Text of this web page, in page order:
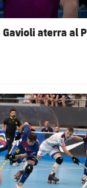
Gavioli aterra al
FCB